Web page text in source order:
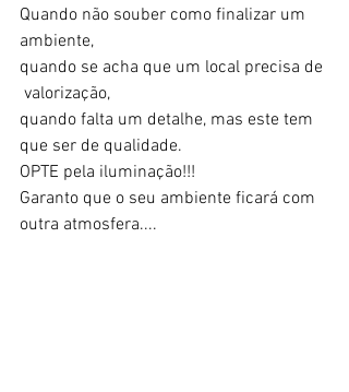
Quando não souber como finalizar um
ambiente,
quando se acha que um local precisa de
valorização,
quando falta um detalhe, mas este tem
que ser de qualidade.
OPTE pela iluminação!!!
Garanto que o seu ambiente ficará com
outra atmosfera....